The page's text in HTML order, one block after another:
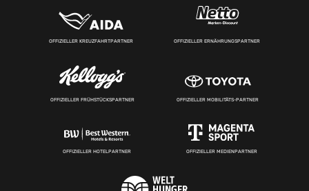
OFFIZIELLER KREUZFAHRTPARTNER OFFIZIELLER ERNÄHRUNGSPARTNER
OFFIZIELLER FRÜHSTÜCKSPARTNER OFFIZIELLER MOBILITÄTS-PARTNER
OFFIZIELLER HOTELPARTNER OFFIZIELLER MEDIENPARTNER